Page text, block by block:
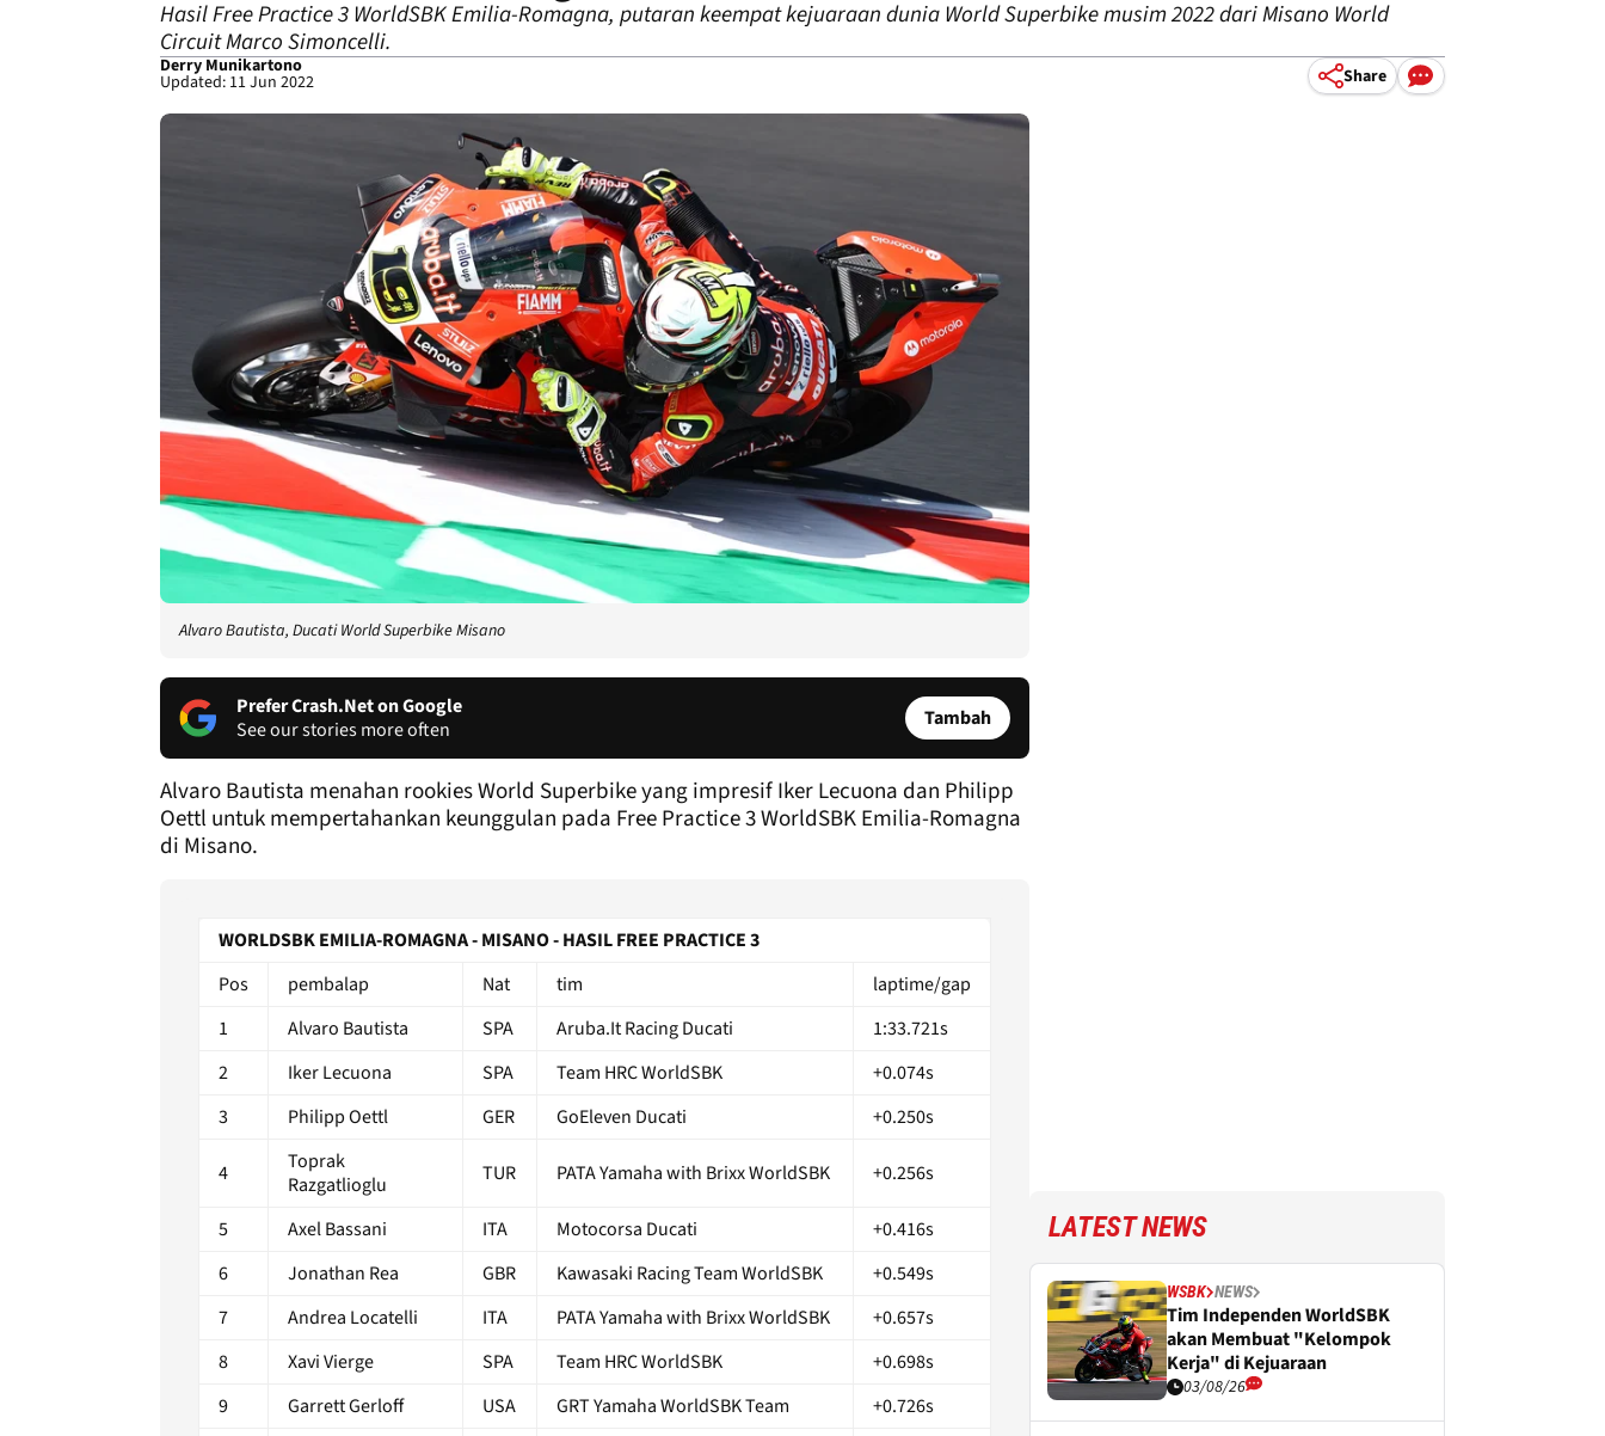
Hasil Free Practice 3 WorldSBK Emilia-Romagna, putaran keempat kejuaraan dunia World Superbike musim 2022 dari Misano World
Circuit Marco Simoncelli.
Derry Munikartono
Updated: 11 Jun 2022 Share
Alvaro Bautista, Ducati World Superbike Misano
Prefer Crash.Net on Google
See our stories more often
Tambah
Alvaro Bautista menahan rookies World Superbike yang impresif Iker Lecuona dan Philipp
Oettl untuk mempertahankan keunggulan pada Free Practice 3 WorldSBK Emilia-Romagna
di Misano.
WORLDSBK EMILIA-ROMAGNA - MISANO - HASIL FREE PRACTICE 3
Pos
pembalap Nat tim
laptime/gap
1
Alvaro Bautista SPA Aruba.It Racing Ducati
1:33.721s
2
Iker Lecuona SPA Team HRC WorldSBK
+0.074s
3
Philipp Oettl GER GoEleven Ducati +0.250s
4
Toprak
Razgatlioglu
TUR PATA Yamaha with Brixx WorldSBK +0.256s
5 Axel Bassani ITA Motocorsa Ducati
+0.416s
6
Jonathan Rea GBR Kawasaki Racing Team WorldSBK
+0.549s
7
Andrea Locatelli ITA PATA Yamaha with Brixx WorldSBK
+0.657s
8
Xavi Vierge SPA Team HRC WorldSBK
+0.698s
9
Garrett Gerloff USA GRT Yamaha WorldSBK Team
+0.726s
LATEST NEWS
WSBK NEWS
Tim Independen WorldSBK
akan Membuat "Kelompok
Kerja" di Kejuaraan
03/08/26